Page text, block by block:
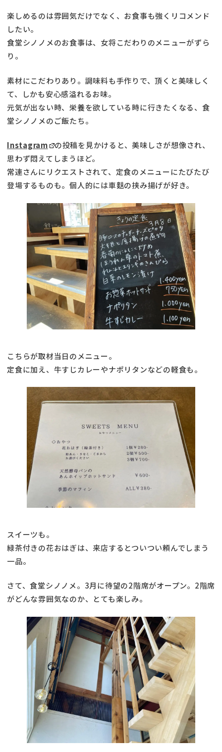
楽しめるのは雰囲気だけでなく、お食事も強くリコメンド
したい。
食堂シノノメのお食事は、女将こだわりのメニューがずら
り。
素材にこだわりあり。調味料も手作りで、頂くと美味しく
て、しかも安心感溢れるお味。
元気が出ない時、栄養を欲している時に行きたくなる、食
堂シノノメのご飯たち。
Instagram
の投稿を見かけると、美味しさが想像され、
思わず悶えてしまうほど。
常連さんにリクエストされて、定食のメニューにたびたび
登場するものも。個人的には車麩の挟み揚げが好き。
こちらが取材当日のメニュー。
定食に加え、牛すじカレーやナポリタンなどの軽食も。
スイーツも。
緑茶付きの花おはぎは、来店するとついつい頼んでしまう
一品。
さて、食堂シノノメ。3月に待望の2階席がオープン。2階席
がどんな雰囲気なのか、とても楽しみ。